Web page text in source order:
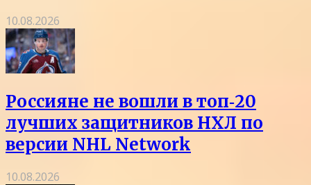
10.08.2026
Россияне не вошли в топ‑20
лучших защитников НХЛ по
версии NHL Network
10.08.2026